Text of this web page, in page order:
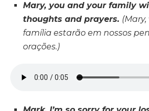
Mary, you and your family
thoughts and prayers.
família estarão em nossos
orações.)